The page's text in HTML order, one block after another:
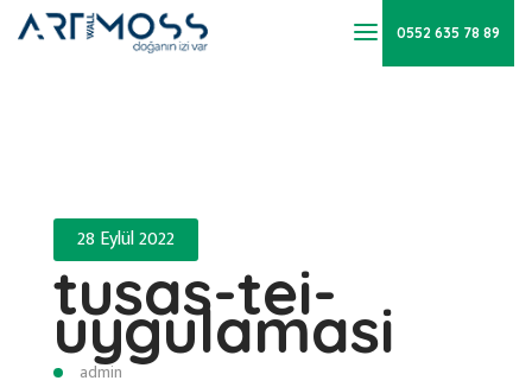
0552 635 78 89
28 Eylül 2022
tusas-tei-
uygulamasi
admin